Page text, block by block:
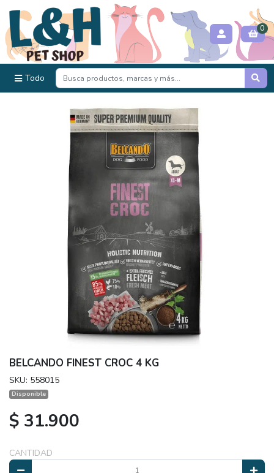
Todo
0
BELCANDO FINEST CROC 4 KG
SKU: 558015
Disponible
$ 31.900
CANTIDAD